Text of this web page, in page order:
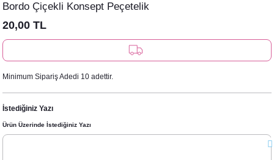
Bordo Çiçekli Konsept Peçetelik
20,00 TL
Minimum Sipariş Adedi 10 adettir.
İstediğiniz Yazı
Ürün Üzerinde İstediğiniz Yazı